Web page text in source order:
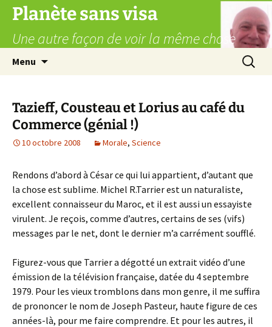
Aller
contenu
Planète sans visa
Une autre façon de voir la même chose
Menu
Tazieff, Cousteau et Lorius au café du
Commerce (génial !)
10 octobre 2008 Morale, Science
Rendons d’abord à César ce qui lui appartient, d’autant que
la chose est sublime. Michel R.Tarrier est un naturaliste,
excellent connaisseur du Maroc, et il est aussi un essayiste
virulent. Je reçois, comme d’autres, certains de ses (vifs)
messages par le net, dont le dernier m’a carrément soufflé.
Figurez-vous que Tarrier a dégotté un extrait vidéo d’une
émission de la télévision française, datée du 4 septembre
1979. Pour les vieux tromblons dans mon genre, il me suffira
de prononcer le nom de Joseph Pasteur, haute figure de ces
années-là, pour me faire comprendre. Et pour les autres, il